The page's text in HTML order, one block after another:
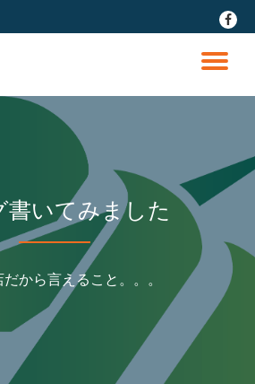
fa-
ナ
ゲ
ー
シ
ョ
書いてみました
から言えること。。。